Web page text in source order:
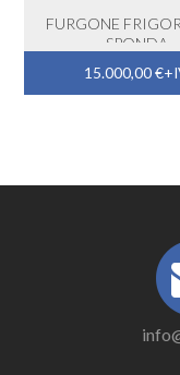
FURGONE
SPONDA
15.000,00€